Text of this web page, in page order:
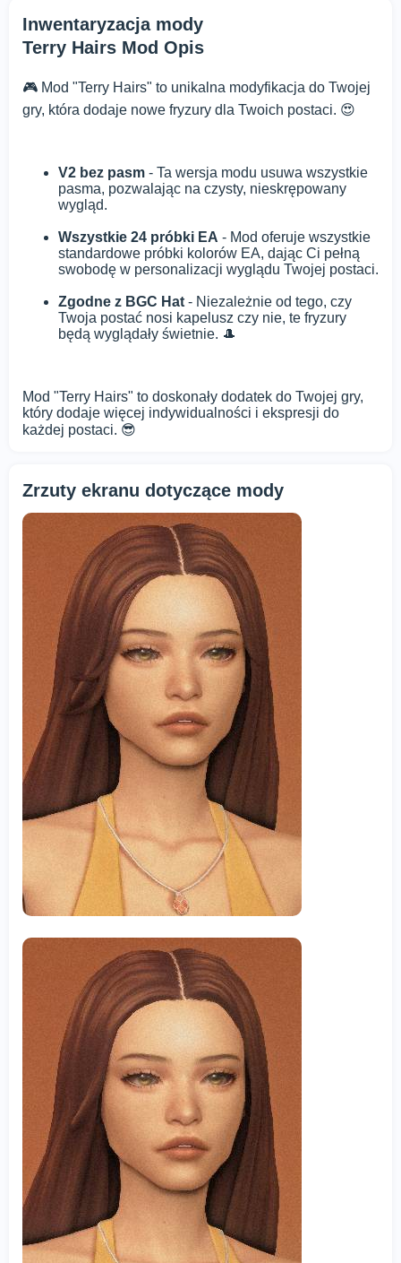
Inwentaryzacja mody
Terry Hairs Mod Opis
🎮 Mod "Terry Hairs" to unikalna modyfikacja do Twojej
gry, która dodaje nowe fryzury dla Twoich postaci. 😍
V2 bez pasm - Ta wersja modu usuwa wszystkie
pasma, pozwalając na czysty, nieskrępowany
wygląd.
Wszystkie 24 próbki EA - Mod oferuje wszystkie
standardowe próbki kolorów EA, dając Ci pełną
swobodę w personalizacji wyglądu Twojej postaci.
Zgodne z BGC Hat - Niezależnie od tego, czy
Twoja postać nosi kapelusz czy nie, te fryzury
będą wyglądały świetnie. 🎩
Mod "Terry Hairs" to doskonały dodatek do Twojej gry,
który dodaje więcej indywidualności i ekspresji do
każdej postaci. 😎
Zrzuty ekranu dotyczące mody